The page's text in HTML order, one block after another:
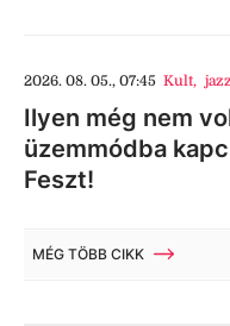
2026. 08. 05., 07:45 Kult, jazz
Ilyen még nem
üzemmódba
Feszt!
MÉG TÖBB CIKK